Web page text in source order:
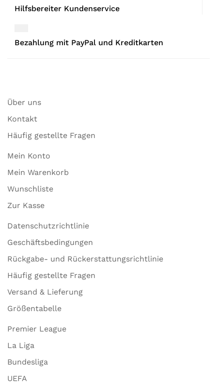
Hilfsbereiter Kundenservice
Bezahlung mit PayPal und Kreditkarten
Über uns
Kontakt
Häufig gestellte Fragen
Mein Konto
Mein Warenkorb
Wunschliste
Zur Kasse
Datenschutzrichtlinie
Geschäftsbedingungen
Rückgabe- und Rückerstattungsrichtlinie
Häufig gestellte Fragen
Versand & Lieferung
Größentabelle
Premier League
La Liga
Bundesliga
UEFA